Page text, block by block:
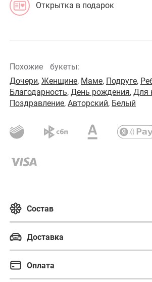
Открытка в подарок
Похожие букеты:
Дочери, Женщине, Маме, Подруге,
Благодарность, День рождения, Для
Поздравление, Авторский, Белый
Состав
Состав букета
Гипсофила
Доставка
Бережная
Оплата